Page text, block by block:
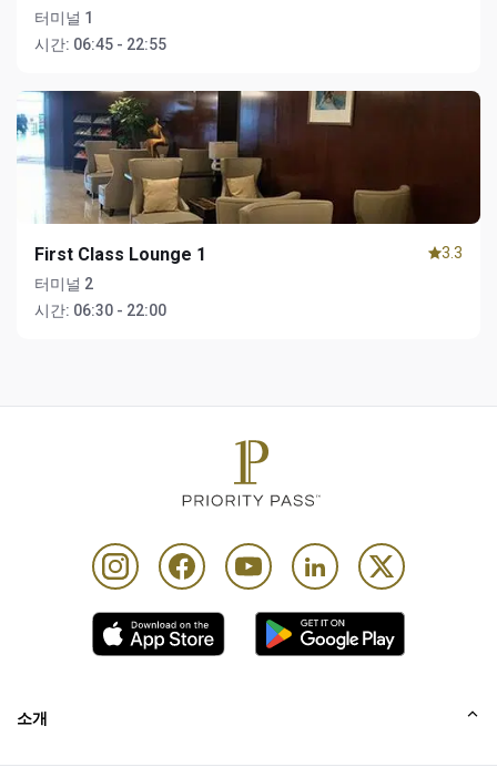
터미널 1
시간: 06:45 - 22:55
First Class Lounge 1
터미널 2
시간: 06:30 - 22:00
3.3
소개